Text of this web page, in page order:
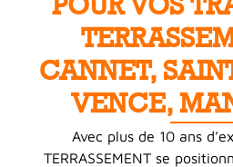
CANNET,
VENCE,
Avec plus de 10 ans
TERRASSEMENT se